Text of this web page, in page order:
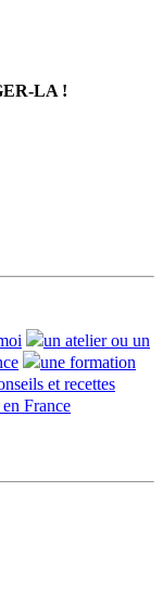
LA !
un atelier ou un
une formation
et recettes
France